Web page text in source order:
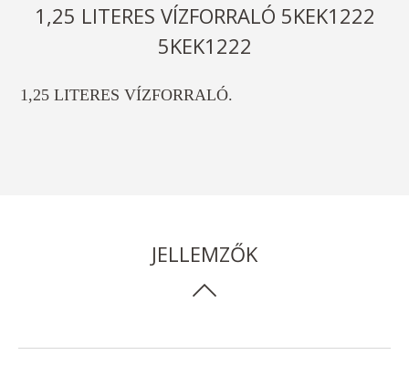
1,25 LITERES VÍZFORRALÓ 5KEK1222
5KEK1222
1,25 LITERES VÍZFORRALÓ.
JELLEMZŐK